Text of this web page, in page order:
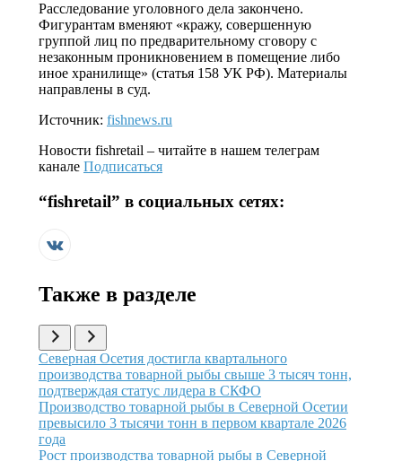
Расследование уголовного дела закончено.
Фигурантам вменяют «кражу, совершенную
группой лиц по предварительному сговору с
незаконным проникновением в помещение либо
иное хранилище» (статья 158 УК РФ). Материалы
направлены в суд.
Источник: fishnews.ru
Новости fishretail – читайте в нашем телеграм
канале Подписаться
“fishretail” в социальных сетях:
Также в разделе
Иллюстрация новости
Северная Осетия достигла квартального
производства товарной рыбы свыше 3 тысяч тонн,
подтверждая статус лидера в СКФО
Иллюстрация новости
Производство товарной рыбы в Северной Осетии
превысило 3 тысячи тонн в первом квартале 2026
года
Иллюстрация новости
Рост производства товарной рыбы в Северной